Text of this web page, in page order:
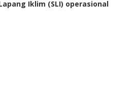
Iklim (SLI) operasional